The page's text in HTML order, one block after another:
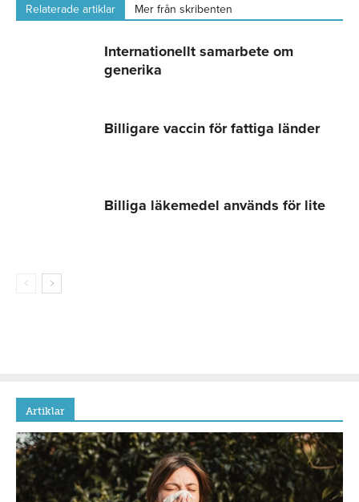
Relaterade artiklar Mer från skribenten
Internationellt samarbete om
generika
Billigare vaccin för fattiga länder
Billiga läkemedel används för lite
Artiklar